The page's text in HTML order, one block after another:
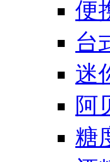
便
台
迷
阿
糖